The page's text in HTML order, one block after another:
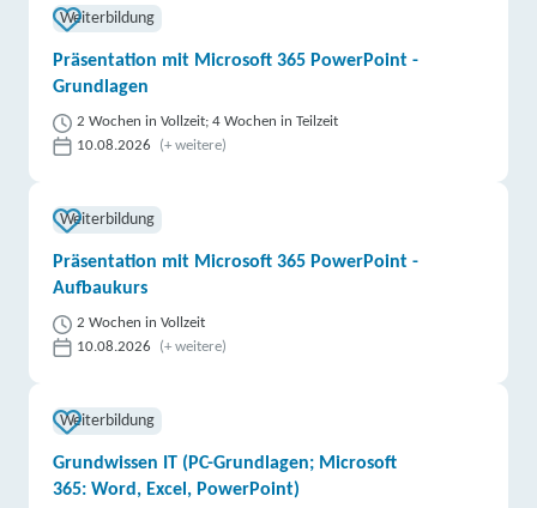
Weiterbildung
Präsentation mit Microsoft 365 PowerPoint -
Grundlagen
2 Wochen in Vollzeit; 4 Wochen in Teilzeit
10.08.2026
(+ weitere)
Weiterbildung
Präsentation mit Microsoft 365 PowerPoint -
Aufbaukurs
2 Wochen in Vollzeit
10.08.2026
(+ weitere)
Weiterbildung
Grundwissen IT (PC-Grundlagen; Microsoft
365: Word, Excel, PowerPoint)